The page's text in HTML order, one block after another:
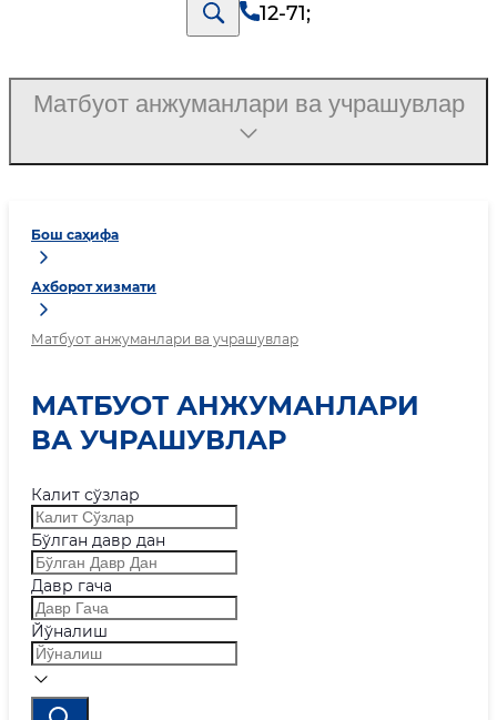
12-71;
Бош саҳифа
Ахборот хизмати
Матбуот анжуманлари ва учрашувлар
МАТБУОТ АНЖУМАНЛАРИ
ВА УЧРАШУВЛАР
Калит сўзлар
Бўлган давр дан
Давр гача
Йўналиш
Матбуот анжуманлари ва учрашувлар